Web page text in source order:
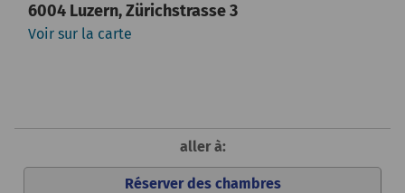
6004 Luzern, Zürichstrasse 3
Voir sur la carte
aller à:
Réserver des chambres